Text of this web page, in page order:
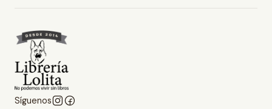
Síguenos